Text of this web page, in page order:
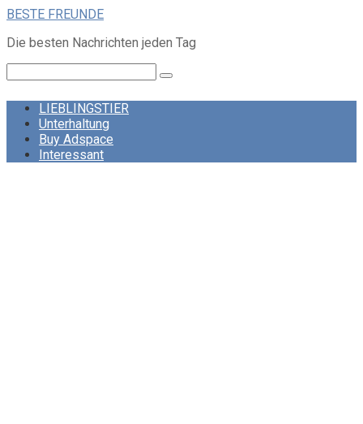
Skip
content
BESTE FREUNDE
Die besten Nachrichten jeden Tag
LIEBLINGSTIER
Unterhaltung
Buy Adspace
Interessant